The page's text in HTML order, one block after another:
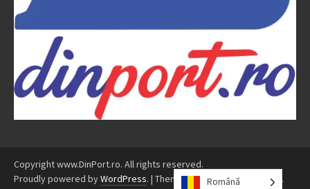
Copyright www.DinPort.ro. All rights reserved.
Proudly powered byWordPress. | Theme: Awaken byThemezHut .
Română